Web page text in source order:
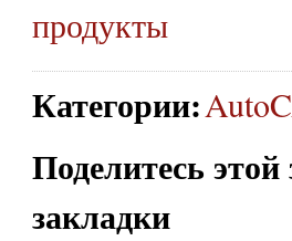
продукты
Категории:
Поделитесь
закладки